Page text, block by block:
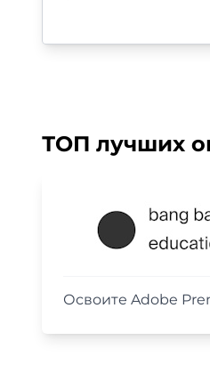
ТОП лучших
Освоите Adobe